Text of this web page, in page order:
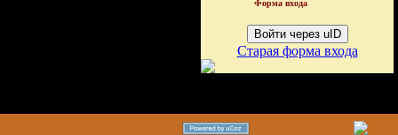
Форма входа
Войти через uID
Старая форма входа